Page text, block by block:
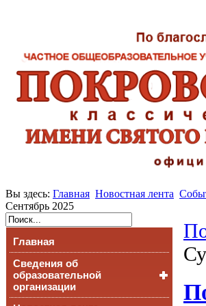
Вы здесь: Главная Новостная лента
Сентябрь 2025
Главная
Сведения об
образовательной
организации